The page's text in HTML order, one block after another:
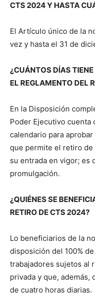
CTS 2024 Y HASTA
El Artículo único de la
vez y hasta el 31 de
¿CUÁNTOS DÍAS
EL REGLAMENTO DEL
En la Disposición
Poder Ejecutivo cuenta
calendario para
que permite el retiro de
su entrada en vigor; es
promulgación.
¿QUIÉNES SE
RETIRO DE CTS 2024?
Lo beneficiarios de la
disposición del 100%
trabajadores sujetos al
privada y que, además,
de cuatro horas diarias.